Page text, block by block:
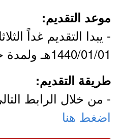
موعد التقديم:
- يبدا التقديم غداً
1440/01/01هـ ولمدة خمسة أيام.
طريقة التقديم:
- من خلال الرابط
اضغط هنا